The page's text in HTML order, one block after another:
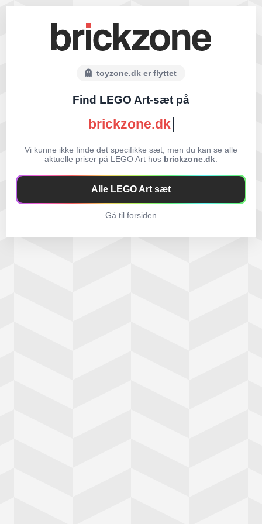
toyzone.dk er flyttet
Find LEGO Art-sæt på
brickzone.dk
Vi kunne ikke finde det specifikke sæt, men du kan se alle
aktuelle priser på LEGO Art hos brickzone.dk
Alle LEGO Art sæt
Gå til forsiden